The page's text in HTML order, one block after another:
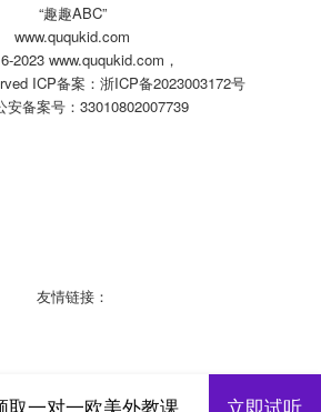
“趣趣ABC”
www.ququkid.com
2023 www.ququkid.com，
ICP备案：浙ICP备2023003172号
安备案号：33010802007739
友情链接：